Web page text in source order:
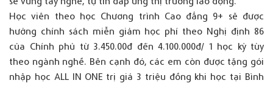
Học viên theo học Chương trình Cao đẳng 9+ sẽ được
hưởng chính sách miễn giảm học phí theo Nghị định 86
của Chính phủ từ 3.450.00đ đến 4.100.000đ/ 1 học kỳ tùy
theo ngành nghề. Bên cạnh đó, các em còn được tặng gói
nhập học ALL IN ONE trị giá 3 triệu đồng khi học tại Bình